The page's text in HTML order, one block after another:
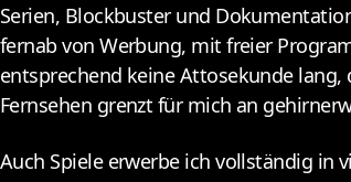
Serien, Blockbuster und
fernab von Werbung, mit freier
entsprechend keine Attosekunde lang,
Fernsehen grenzt für mich an
Auch Spiele erwerbe ich vollständig in